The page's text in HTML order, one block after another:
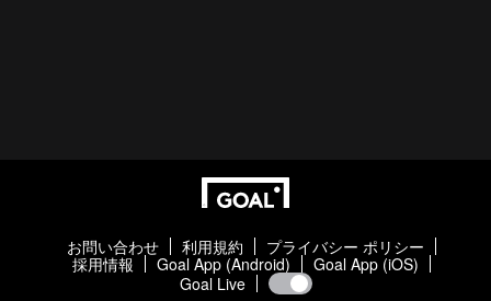
お問い合わせ 利用規約
プライバシー ポリシー
採用情報
Goal App (Android)
Goal App (iOS)
Goal Live